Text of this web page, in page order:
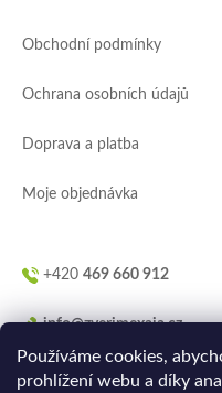
Používáme cookies,
prohlížení webu a díky
Obchodní podmínky
Ochrana osobních údajů
Doprava a platba
Moje objednávka
+420 469 660 912
info@zverimexaja.cz